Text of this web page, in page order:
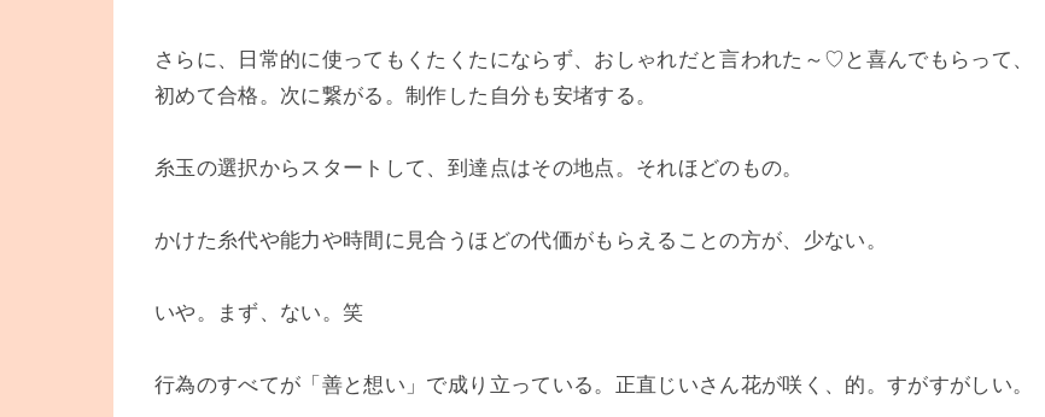
さらに、日常的に使ってもくたくたにならず、おしゃれだと言われた～♡と喜んでもらって、
初めて合格。次に繋がる。制作した自分も安堵する。
糸玉の選択からスタートして、到達点はその地点。それほどのもの。
かけた糸代や能力や時間に見合うほどの代価がもらえることの方が、少ない。
いや。まず、ない。笑
行為のすべてが「善と想い」で成り立っている。正直じいさん花が咲く、的。すがすがしい。